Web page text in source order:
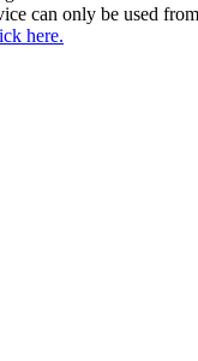
can only be used
here.